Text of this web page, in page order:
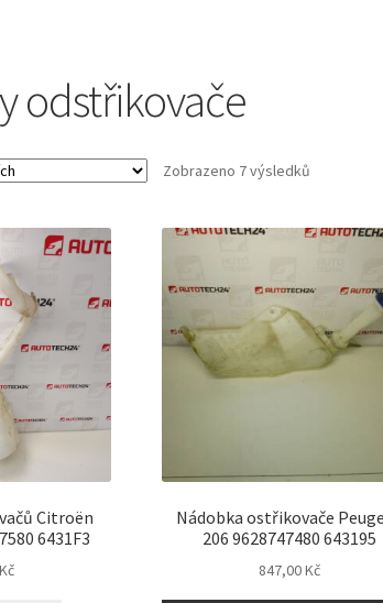
odstřikovače
Zobrazeno 7 výsledkůSeřazeno
Citroën
6431F3
Kč
Nádobka ostřikovače
206 9628747480 643195
847,00Kč